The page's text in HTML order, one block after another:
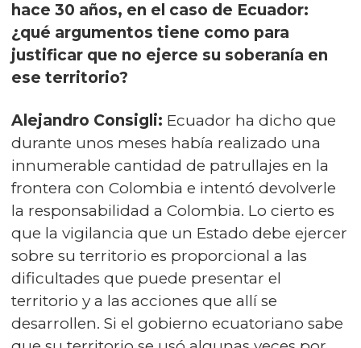
hace 30 años, en el caso de Ecuador:
¿qué argumentos tiene como para
justificar que no ejerce su soberanía en
ese territorio?
Alejandro Consigli: Ecuador ha dicho que
durante unos meses había realizado una
innumerable cantidad de patrullajes en la
frontera con Colombia e intentó devolverle
la responsabilidad a Colombia. Lo cierto es
que la vigilancia que un Estado debe ejercer
sobre su territorio es proporcional a las
dificultades que puede presentar el
territorio y a las acciones que allí se
desarrollen. Si el gobierno ecuatoriano sabe